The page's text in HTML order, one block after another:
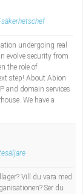
säkerhetschef
undergoing real
evolve security from
the role of
step! About Abion
and domain services
We have a
Vill du vara med
Ser du